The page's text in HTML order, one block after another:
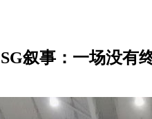
叙事：一场没有